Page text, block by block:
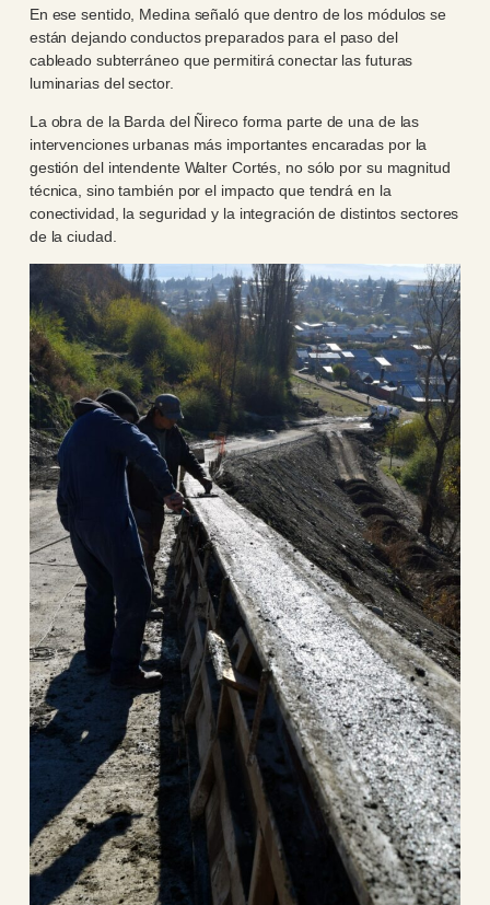
En ese sentido, Medina señaló que dentro de los módulos se
están dejando conductos preparados para el paso del
cableado subterráneo que permitirá conectar las futuras
luminarias del sector.
La obra de la Barda del Ñireco forma parte de una de las
intervenciones urbanas más importantes encaradas por la
gestión del intendente Walter Cortés, no sólo por su magnitud
técnica, sino también por el impacto que tendrá en la
conectividad, la seguridad y la integración de distintos sectores
de la ciudad.